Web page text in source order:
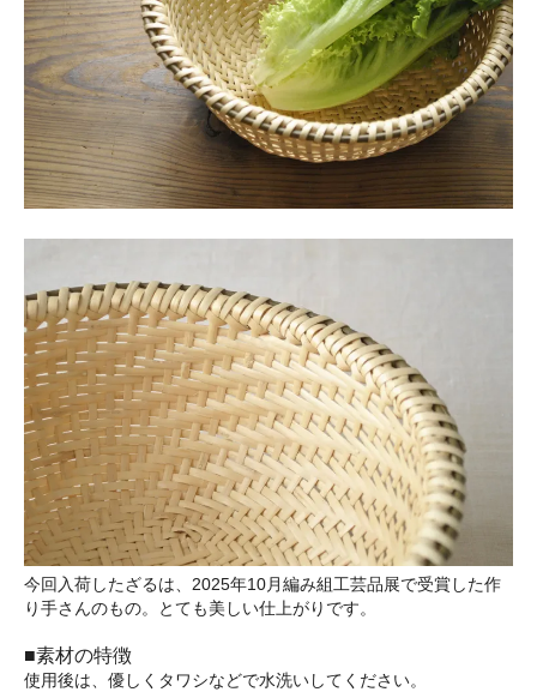
今回入荷したざるは、2025年10月編み組工芸品展で受賞した作
り手さんのもの。とても美しい仕上がりです。
■素材の特徴
使用後は、優しくタワシなどで水洗いしてください。